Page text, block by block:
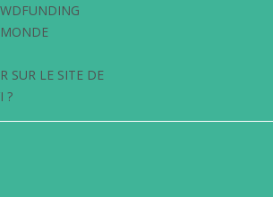
SUR LE SITE DE
?